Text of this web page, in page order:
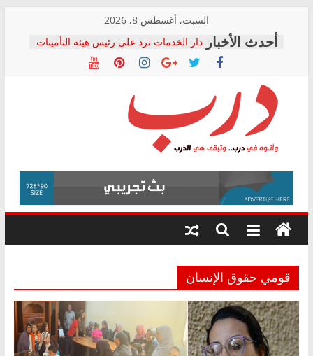
content
السبت, أغسطس 8, 2026
دار الخدمات ترد على رئيس هيئة التأمينات
بعد مؤتمره الصحفي: إنكار الأزمة لا ينهي
معاناة أصحاب المعاشات.. ونطالب بكشف
فرحات سليمان يكتب: القطاع الصحي إلى
أين؟
حزب التحالف الشعبي يطلق لجنة “الحق
في الصحة” بالإسكندرية لرصد الانتهاكات
ودعم المرضى
الوزاري لمدينة الصحفيين.. وانتهاء أعمال
إنشاء المبنى الإداري
المجلس القومي لحقوق الإنسان يعلن
متابعة قضية الدكتور محمد زهران.. ويؤكد:
قرينة البراءة وضمانات المحاكمة العادلة
درب
وأتوه
درب..
وتبقى
هي
قومي حقوق الإنسان